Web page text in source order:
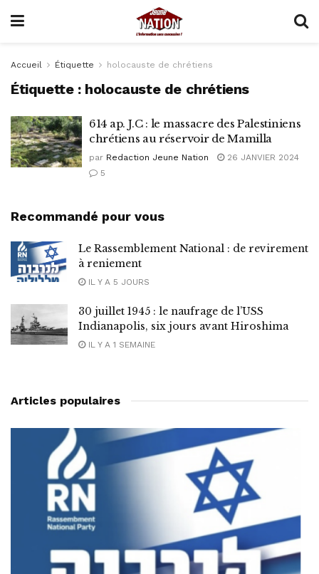
Accueil Étiquette holocauste de chrétiens
Étiquette : holocauste de chrétiens
614 ap. J.C : le massacre des Palestiniens
chrétiens au réservoir de Mamilla
par Redaction Jeune Nation
26 JANVIER 2024
5
Recommandé pour vous
Le Rassemblement National : de revirement
à reniement
IL Y A 5 JOURS
30 juillet 1945 : le naufrage de l’USS
Indianapolis, six jours avant Hiroshima
IL Y A 1 SEMAINE
Articles populaires